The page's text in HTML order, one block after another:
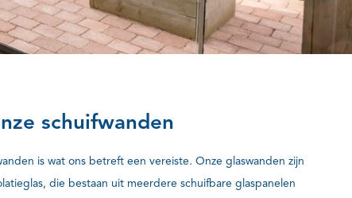
schuifwanden
is wat ons betreft een vereiste. Onze glaswanden zijn
die bestaan uit meerdere schuifbare glaspanelen